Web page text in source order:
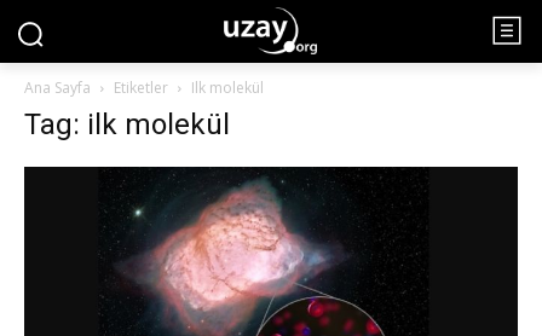
Ana Sayfa Etiketler Ilk molekül
Tag: ilk molekül